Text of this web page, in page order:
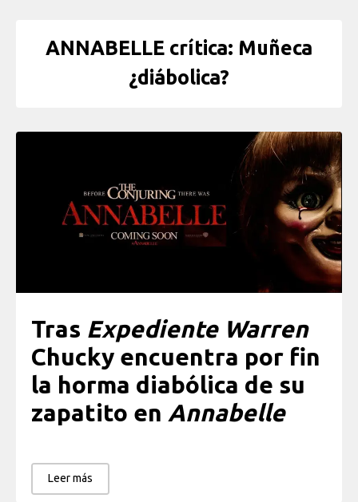
ANNABELLE crítica: Muñeca
¿diábolica?
Tras Expediente Warren
Chucky encuentra por fin
la horma diabólica de su
zapatito en Annabelle
Leer más